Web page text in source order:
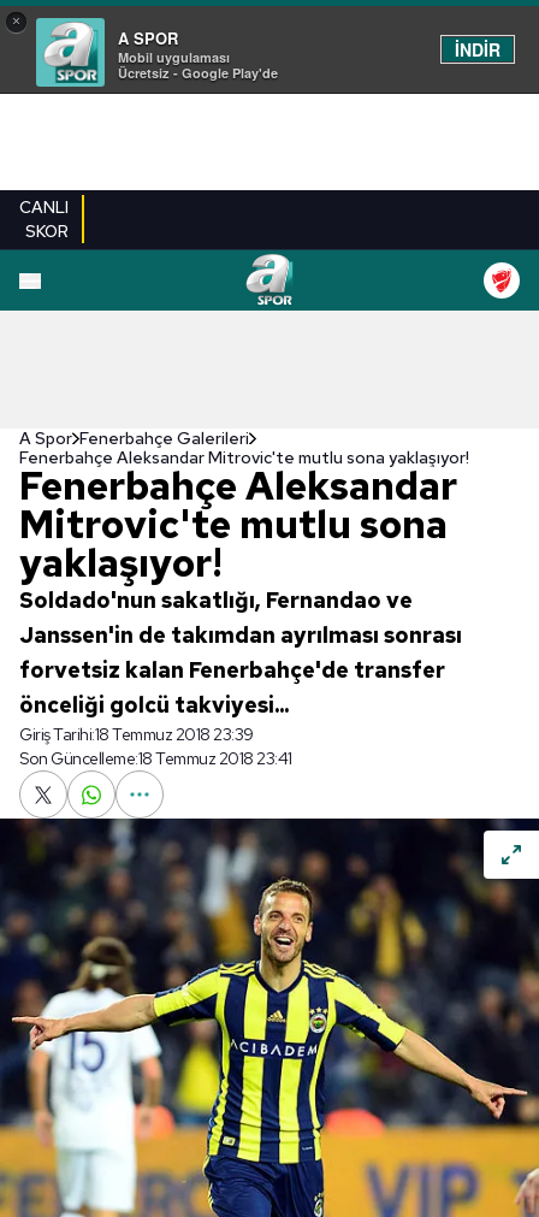
×
A SPOR
Mobil uygulaması
Ücretsiz - Google Play'de
İNDİR
CANLI
SKOR
EN YENILER
A Spor Fenerbahçe Galerileri
Fenerbahçe Aleksandar Mitrovic'te mutlu sona yaklaşıyor!
Fenerbahçe Aleksandar
Mitrovic'te mutlu sona
yaklaşıyor!
Soldado'nun sakatlığı, Fernandao ve
Janssen'in de takımdan ayrılması sonrası
forvetsiz kalan Fenerbahçe'de transfer
önceliği golcü takviyesi...
Giriş Tarihi:18 Temmuz 2018 23:39
Son Güncelleme:18 Temmuz 2018 23:41